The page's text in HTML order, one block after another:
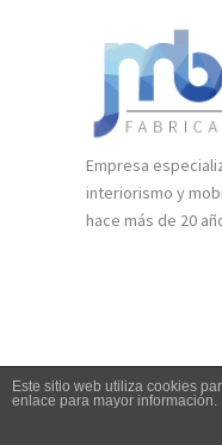
Empresa
interiorismo y
hace más de 20
Este sitio web utiliza cookies
enlace para mayor información.